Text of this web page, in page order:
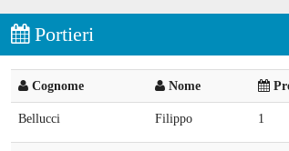
Portieri
Cognome Nome
Bellucci Filippo 1